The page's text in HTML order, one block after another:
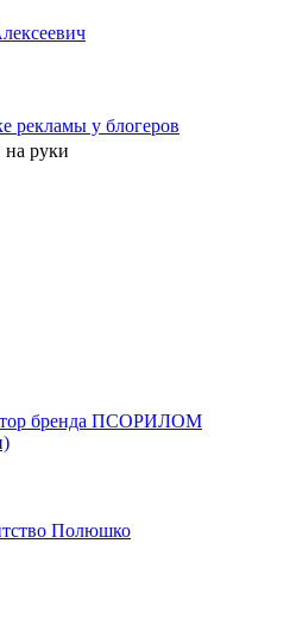
рекламы у блогеров
на руки
бренда ПСОРИЛОМ
Полюшко